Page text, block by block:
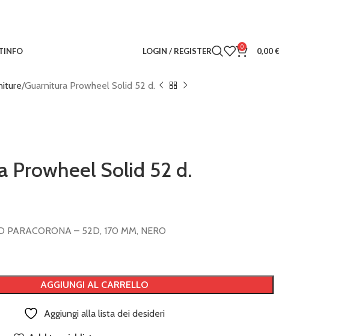
INFO LOGIN / REGISTER 0 0,00€
Guarnitura Prowheel Solid 52 d.
Prowheel Solid 52 d.
PARACORONA – 52D, 170 MM, NERO
AGGIUNGI AL CARRELLO
Aggiungi alla lista dei desideri